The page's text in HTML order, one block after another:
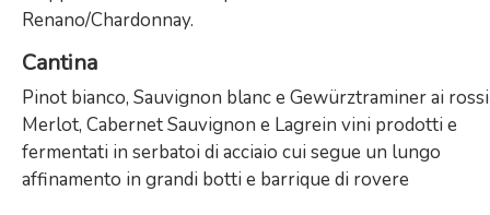
Renano/Chardonnay.
Cantina
Pinot bianco, Sauvignon blanc e Gewürztraminer ai rossi
Merlot, Cabernet Sauvignon e Lagrein vini prodotti e
fermentati in serbatoi di acciaio cui segue un lungo
affinamento in grandi botti e barrique di rovere